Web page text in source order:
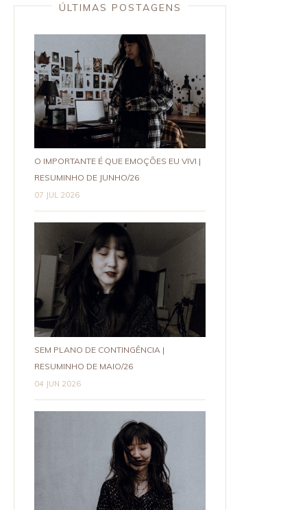
ÚLTIMAS POSTAGENS
O IMPORTANTE É QUE EMOÇÕES EU VIVI |
RESUMINHO DE JUNHO/26
07 JUL 2026
SEM PLANO DE CONTINGÊNCIA |
RESUMINHO DE MAIO/26
04 JUN 2026